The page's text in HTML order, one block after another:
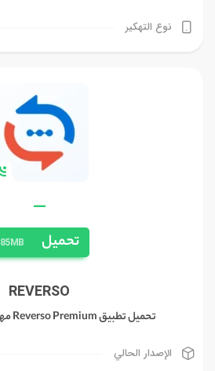
نوع التهكير
—
تحميل 85MB
REVERSO
تحميل تطبيق Reverso Premium مهكر 2026 للاندرويد
الإصدار الحالي